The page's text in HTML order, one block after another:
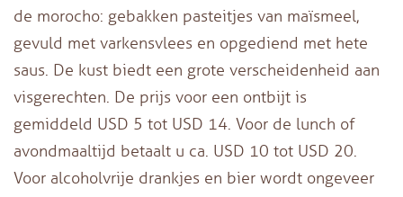
de morocho: gebakken pasteitjes van maïsmeel,
gevuld met varkensvlees en opgediend met hete
saus. De kust biedt een grote verscheidenheid aan
visgerechten. De prijs voor een ontbijt is
gemiddeld USD 5 tot USD 14. Voor de lunch of
avondmaaltijd betaalt u ca. USD 10 tot USD 20.
Voor alcoholvrije drankjes en bier wordt ongeveer